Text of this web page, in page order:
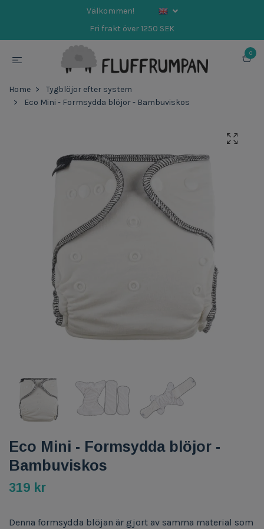
Välkommen!
Fri frakt över 1250 SEK
0
Home
Tygblöjor efter system
Eco Mini - Formsydda blöjor - Bambuviskos
Eco Mini - Formsydda blöjor -
Bambuviskos
319 kr
Denna formsydda blöjan är gjort av samma material som